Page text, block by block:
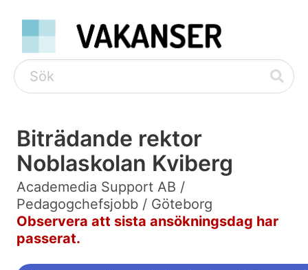
Biträdande rektor
Noblaskolan Kviberg
Academedia Support AB /
Pedagogchefsjobb / Göteborg
Observera att sista ansökningsdag har
passerat.